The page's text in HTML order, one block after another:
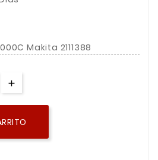
Makita 2111388